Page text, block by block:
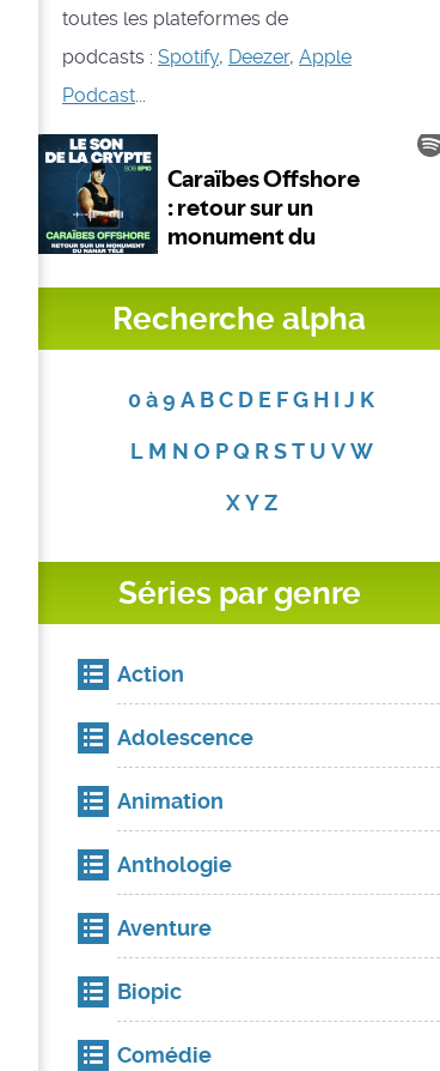
toutes les plateformes de
podcasts : Spotify, Deezer, Apple
Podcast...
Recherche alpha
0 à 9 A BC D E FG H I J K
L M N O P Q R S T U V W
X Y Z
Séries par genre
Action
Adolescence
Animation
Anthologie
Aventure
Biopic
Comédie